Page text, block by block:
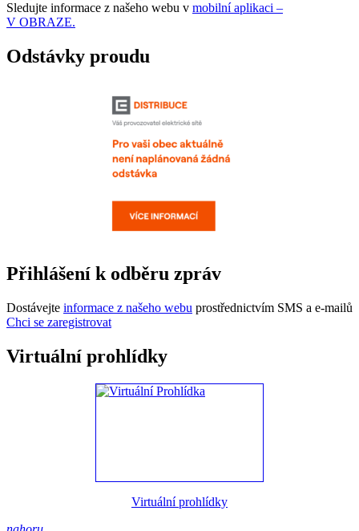
Sledujte informace z našeho webu v mobilní aplikaci –
V OBRAZE.
Odstávky proudu
Přihlášení k odběru zpráv
Dostávejte informace z našeho webu prostřednictvím SMS a e-mailů
Chci se zaregistrovat
Virtuální prohlídky
Virtuální prohlídky